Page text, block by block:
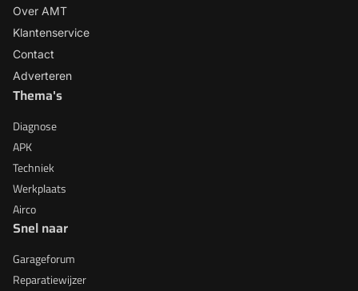
Over AMT
Klantenservice
Contact
Adverteren
Thema's
Diagnose
APK
Techniek
Werkplaats
Airco
Snel naar
Garageforum
Reparatiewijzer